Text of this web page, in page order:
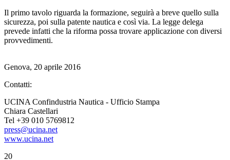
Il primo tavolo riguarda la formazione, seguirà a breve quello sulla
sicurezza, poi sulla patente nautica e così via. La legge delega
prevede infatti che la riforma possa trovare applicazione con diversi
provvedimenti.
Genova, 20 aprile 2016
Contatti:
UCINA Confindustria Nautica - Ufficio Stampa
Chiara Castellari
Tel +39 010 5769812
press@ucina.net
www.ucina.net
20